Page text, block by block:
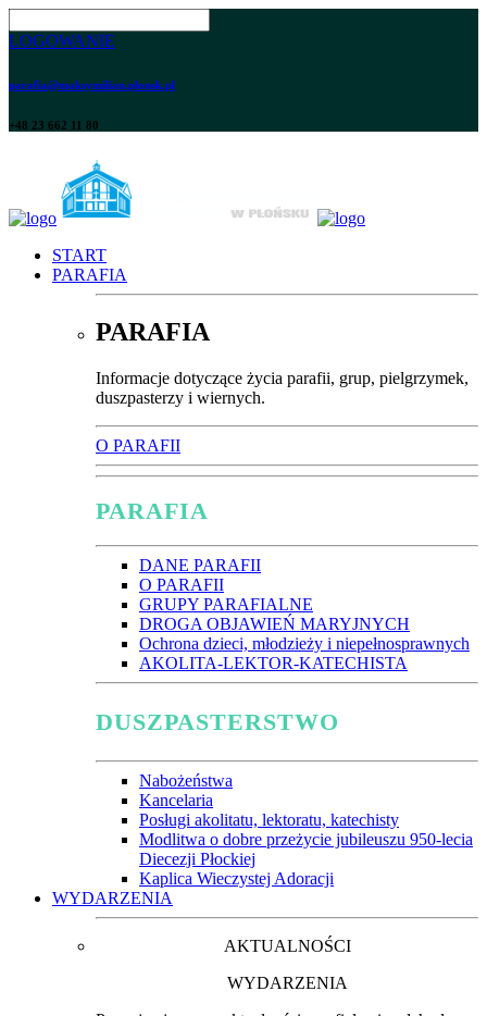
LOGOWANIE
parafia@maksymilian.plonsk.pl
+48 23 662 11 80
START
PARAFIA
PARAFIA
Informacje dotyczące życia parafii, grup, pielgrzymek,
duszpasterzy i wiernych.
O PARAFII
PARAFIA
DANE PARAFII
O PARAFII
GRUPY PARAFIALNE
DROGA OBJAWIEŃ MARYJNYCH
Ochrona dzieci, młodzieży i niepełnosprawnych
AKOLITA-LEKTOR-KATECHISTA
DUSZPASTERSTWO
Nabożeństwa
Kancelaria
Posługi akolitatu, lektoratu, katechisty
Modlitwa o dobre przeżycie jubileuszu 950-lecia
Diecezji Płockiej
Kaplica Wieczystej Adoracji
WYDARZENIA
AKTUALNOŚCI
WYDARZENIA